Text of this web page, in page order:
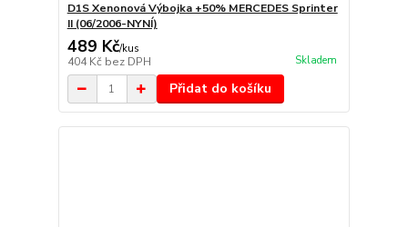
D1S Xenonová Výbojka +50% MERCEDES Sprinter
II (06/2006-NYNÍ)
489 Kč/kus
404 Kč bez DPH Skladem
Přidat do košíku